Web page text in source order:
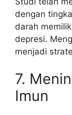
dengan
darah
depresi.
menjadi
7.
Imun